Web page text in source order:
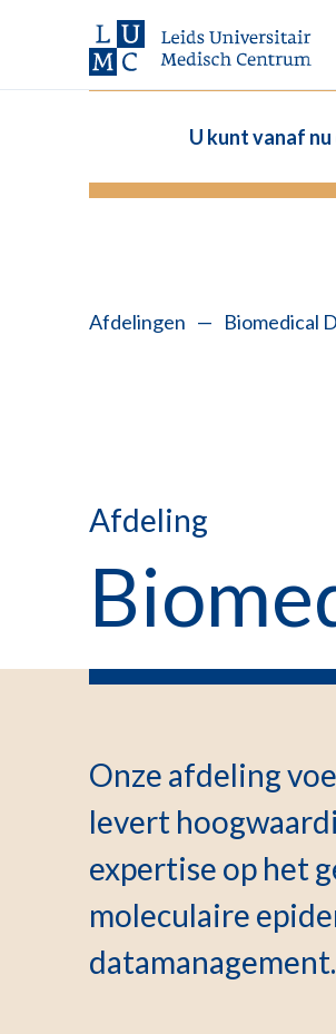
U kunt vanaf
Afdelingen — Biomedical
Afdeling
Onze afdeling
levert
expertise op het
moleculaire
datamanagement.